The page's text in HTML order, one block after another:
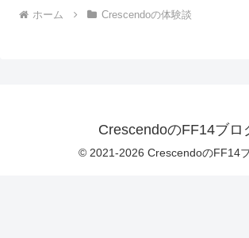
ホーム Crescendoの体験談
CrescendoのFF14ブロ
© 2021-2026 CrescendoのFF14